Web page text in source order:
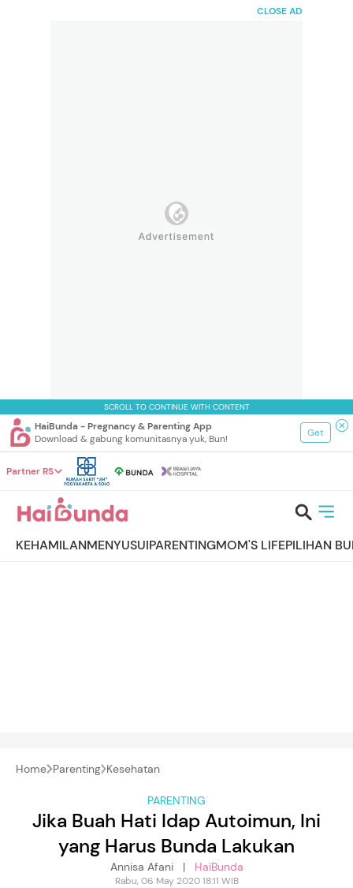
CLOSE AD
SCROLL TO CONTINUE WITH CONTENT
HaiBunda - Pregnancy & Parenting App
Download & gabung komunitasnya yuk, Bun!
Get
Partner RS
KEHAMILANMENYUSUIPARENTINGMOM'S LIFEPILIHAN
Home Parenting Kesehatan
PARENTING
Jika Buah Hati Idap Autoimun, Ini
yang Harus Bunda Lakukan
Annisa Afani | HaiBunda
Rabu, 06 May 2020 18:11 WIB